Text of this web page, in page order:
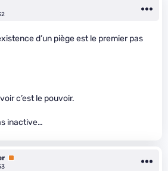
d’un piège est le premier pas
c’est le pouvoir.
inactive…
Premium